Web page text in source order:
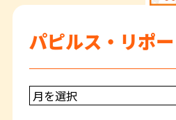
パピルス・リポ